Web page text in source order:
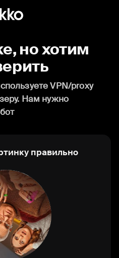
но хотим
VPN/proxy
Нам нужно
правильно